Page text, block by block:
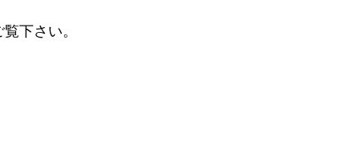
覧下さい。